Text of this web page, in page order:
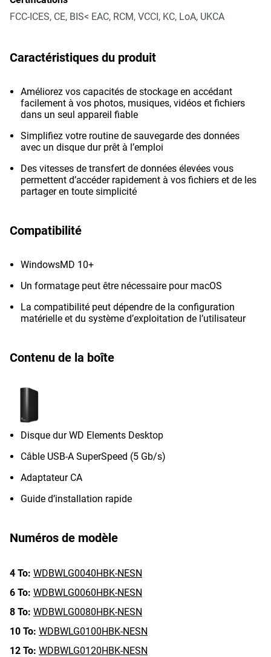
FCC-ICES, CE, BIS< EAC, RCM, VCCI, KC, LoA, UKCA
Caractéristiques du produit
Améliorez vos capacités de stockage en accédant
facilement à vos photos, musiques, vidéos et fichiers
dans un seul appareil fiable
Simplifiez votre routine de sauvegarde des données
avec un disque dur prêt à l’emploi
Des vitesses de transfert de données élevées vous
permettent d’accéder rapidement à vos fichiers et de les
partager en toute simplicité
Compatibilité
WindowsMD 10+
Un formatage peut être nécessaire pour macOS
La compatibilité peut dépendre de la configuration
matérielle et du système d’exploitation de l’utilisateur
Contenu de la boîte
Disque dur WD Elements Desktop
Câble USB-A SuperSpeed (5 Gb/s)
Adaptateur CA
Guide d’installation rapide
Numéros de modèle
4 To: WDBWLG0040HBK-NESN
6 To: WDBWLG0060HBK-NESN
8 To: WDBWLG0080HBK-NESN
10 To: WDBWLG0100HBK-NESN
12 To: WDBWLG0120HBK-NESN